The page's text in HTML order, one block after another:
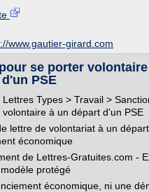
www.gautier-girard.com
se porter volontaire
PSE
Lettres Types > Travail >
à un départ d'un PSE
lettre de volontariat à un
économique
de Lettres-Gratuites.com -
protégé
économique, ni une